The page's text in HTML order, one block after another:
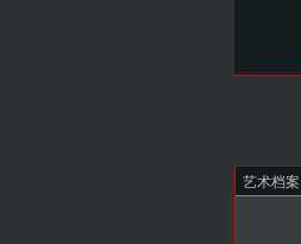
艺术档案